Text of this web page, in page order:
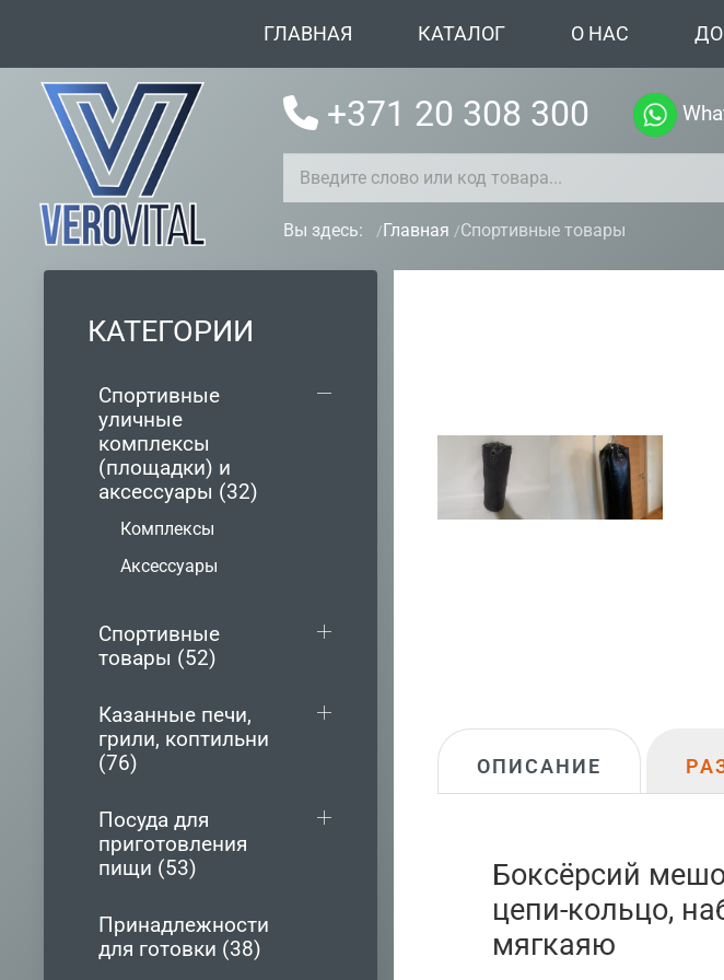
ГЛАВНАЯ КАТАЛОГ О НАС
+371 20 308 300
Вы здесь: Главная Спортивные товары
КАТЕГОРИИ
Спортивные
уличные
комплексы
(площадки) и
аксессуары (32)
Комплексы
Аксессуары
Спортивные
товары (52)
Казанные печи,
грили, коптильни
(76)
Посуда для
приготовления
пищи (53)
Принадлежности
для готовки (38)
ОПИСАНИЕ
Боксёрсий
цепи-кольцо,
мягкаяю